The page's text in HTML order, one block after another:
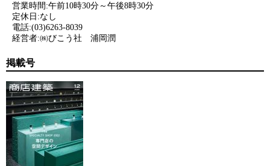
営業時間:午前10時30分～午後8時30分
定休日:なし
電話:(03)6263-8039
経営者:㈱びこう社 浦岡潤
掲載号